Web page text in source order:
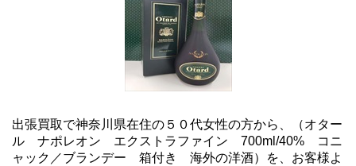
出張買取で神奈川県在住の５０代女性の方から、（オター
ル ナポレオン エクストラファイン 700ml/40% コニ
ャック／ブランデー 箱付き 海外の洋酒）を、お客様よ